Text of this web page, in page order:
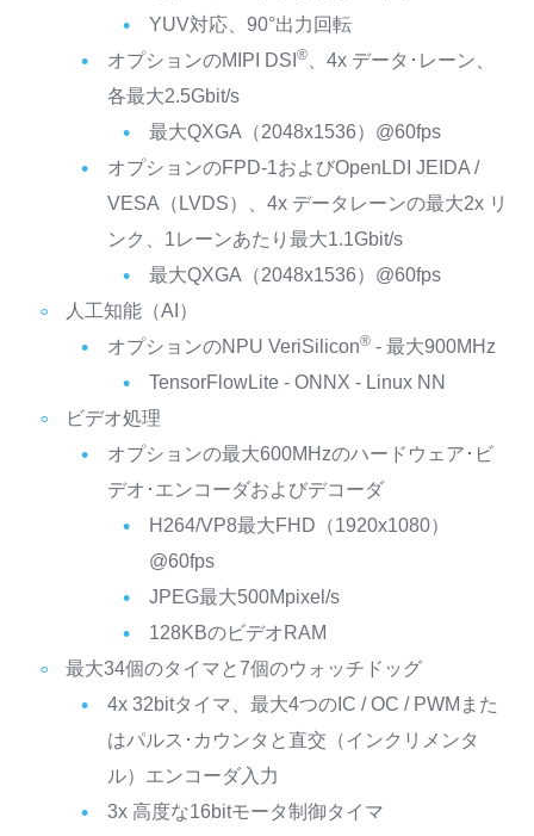
YUV対応、90°出力回転
オプションのMIPI DSI ®、4x データ･レーン、
各最大2.5Gbit/s
最大QXGA（2048x1536）@60fps
オプションのFPD-1およびOpenLDI JEIDA /
VESA（LVDS）、4x データレーンの最大2x リ
ンク、1レーンあたり最大1.1Gbit/s
最大QXGA（2048x1536）@60fps
人工知能（AI）
オプションのNPU VeriSilicon®- 最大900MHz
TensorFlowLite - ONNX - Linux NN
ビデオ処理
オプションの最大600MHzのハードウェア･ビ
デオ･エンコーダおよびデコーダ
H264/VP8最大FHD（1920x1080）
@60fps
JPEG最大500Mpixel/s
128KBのビデオRAM
最大34個のタイマと7個のウォッチドッグ
4x 32bitタイマ、最大4つのIC / OC / PWMまた
はパルス･カウンタと直交（インクリメンタ
ル）エンコーダ入力
3x 高度な16bitモータ制御タイマ